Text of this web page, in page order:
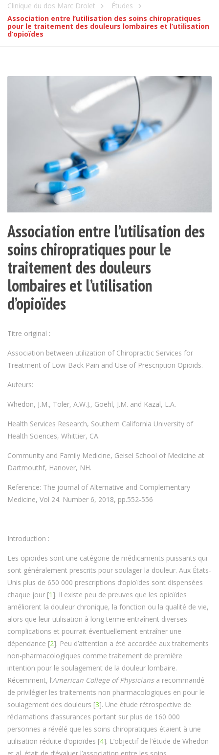
Clinique du dos Marc Drolet
Études
Association entre l’utilisation des soins chiropratiques
pour le traitement des douleurs lombaires et l’utilisation
d’opioïdes
Association entre l’utilisation des
soins chiropratiques pour le
traitement des douleurs
lombaires et l’utilisation
d’opioïdes
Titre original :
Association between utilization of Chiropractic Services for
Treatment of Low-Back Pain and Use of Prescription Opioids.
Auteurs:
Whedon, J.M., Toler, A.W.J., Goehl, J.M. and Kazal, L.A.
Health Services Research, Southern California University of
Health Sciences, Whittier, CA.
Community and Family Medicine, Geisel School of Medicine at
Dartmouthf, Hanover, NH.
Reference: The journal of Alternative and Complementary
Medicine, Vol 24. Number 6, 2018, pp.552-556
Introduction :
Les opioïdes sont une catégorie de médicaments puissants qui
sont généralement prescrits pour soulager la douleur. Aux États-
Unis plus de 650 000 prescriptions d’opioïdes sont dispensées
chaque jour [1 ]. Il existe peu de preuves que les opioïdes
améliorent la douleur chronique, la fonction ou la qualité de vie,
alors que leur utilisation à long terme entraînent diverses
complications et pourrait éventuellement entraîner une
dépendance [2]. Peu d’attention a été accordée aux traitements
non-pharmacologiques comme traitement de première
intention pour le soulagement de la douleur lombaire.
Récemment, l’American College of Physicians a recommandé
de privilégier les traitements non pharmacologiques en pour le
soulagement des douleurs [3]. Une étude rétrospective de
réclamations d’assurances portant sur plus de 160 000
personnes a révélé que les soins chiropratiques étaient à une
utilisation réduite d’opioïdes [4]. L’objectif de l’étude de Whedon